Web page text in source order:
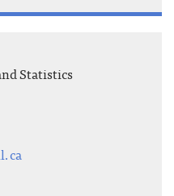
Statistics